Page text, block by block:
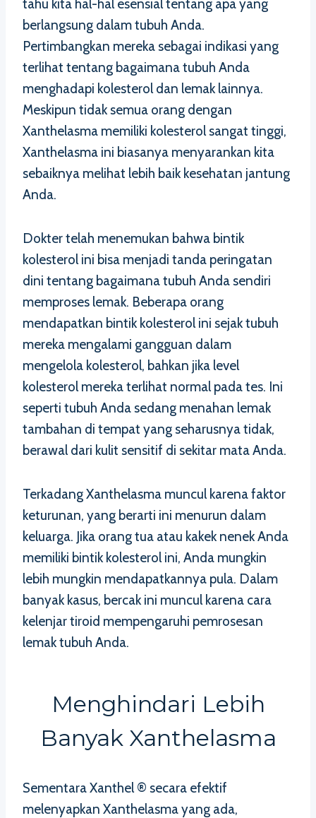
tahu kita hal-hal esensial tentang apa yang
berlangsung dalam tubuh Anda.
Pertimbangkan mereka sebagai indikasi yang
terlihat tentang bagaimana tubuh Anda
menghadapi kolesterol dan lemak lainnya.
Meskipun tidak semua orang dengan
Xanthelasma memiliki kolesterol sangat tinggi,
Xanthelasma ini biasanya menyarankan kita
sebaiknya melihat lebih baik kesehatan jantung
Anda.
Dokter telah menemukan bahwa bintik
kolesterol ini bisa menjadi tanda peringatan
dini tentang bagaimana tubuh Anda sendiri
memproses lemak. Beberapa orang
mendapatkan bintik kolesterol ini sejak tubuh
mereka mengalami gangguan dalam
mengelola kolesterol, bahkan jika level
kolesterol mereka terlihat normal pada tes. Ini
seperti tubuh Anda sedang menahan lemak
tambahan di tempat yang seharusnya tidak,
berawal dari kulit sensitif di sekitar mata Anda.
Terkadang Xanthelasma muncul karena faktor
keturunan, yang berarti ini menurun dalam
keluarga. Jika orang tua atau kakek nenek Anda
memiliki bintik kolesterol ini, Anda mungkin
lebih mungkin mendapatkannya pula. Dalam
banyak kasus, bercak ini muncul karena cara
kelenjar tiroid mempengaruhi pemrosesan
lemak tubuh Anda.
Menghindari Lebih
Banyak Xanthelasma
Sementara Xanthel ® secara efektif
melenyapkan Xanthelasma yang ada,